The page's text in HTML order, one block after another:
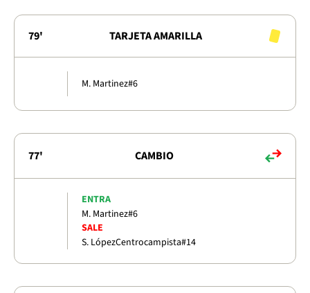
79' TARJETA AMARILLA
M. Martinez#6
77' CAMBIO
ENTRA
M. Martinez#6
SALE
S. LópezCentrocampista#14